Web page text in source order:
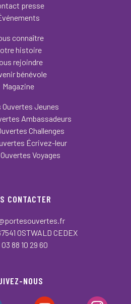
presse
connaître
histoire
rejoindre
bénévole
Magazine
Jeunes
Ambassadeurs
Challenges
Écrivez-leur
Voyages
CONTACTER
OSTWALD CEDEX
88 10 29 60
NOUS